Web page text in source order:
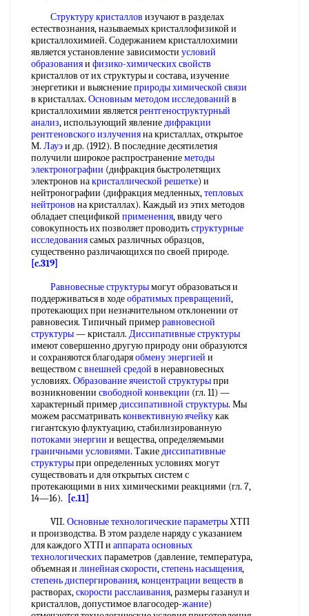
Структуру кристаллов изучают в разделах
естествознания, называемых кристаллофизикой и
кристаллохимией. Содержанием кристаллохимии
является установление зависимости условий
образованияи физико-химических свойств
кристаллов от их структуры и состава, изучение
энергетики и выяснениеприроды химической связи
в кристаллах. Основным методом исследований в
кристаллохимии являетсярентгеноструктурный
анализ, использующий явлениедифракции
рентгеновского излученияна кристаллах, открытое
М. Лауэи др. (1912). В последние десятилетия
получили широкое распространениеметоды
электронографии (дифракция быстролетящих
электронов накристаллической решетке) и
нейтронографии (дифракция медленных,тепловых
нейтронов на кристаллах). Каждый из этих методов
обладает спецификой применения, ввиду чего
совокупность их позволяет проводитьструктурные
исследованиясамых различных образцов,
существенно различающихся по своей природе.
[c.319]
Равновесные структурымогут образоваться и
поддерживаться в ходеобратимых превращений,
протекающих при незначительном отклонении от
равновесия. Типичный примерравновесной
структуры— кристалл. Диссипативные структуры
имеют совершенно другую природу они образуются
и сохраняются благодаряобмену энергией и
веществом свнешней средой в неравновесных
условиях. Образование ячеистой структурыпри
возникновении свободной конвекции (гл. 11) —
характерный примердиссипативной структуры. Мы
можем рассматриватьконвективную ячейкукак
гигантскую флуктуацию, стабилизированную
потоками энергии и вещества, определяемыми
граничными условиями. Такиедиссипативные
структурыпри определенных условиях могут
существовать и для открытых систем с
протекающими в них химическими реакциями (гл. 7,
14—16).
[c.11]
VII. Основные технологические параметрыХТП
и производства. В этом разделе наряду с указанием
для каждого ХТП и аппарата основных
технологическихпараметров (давление, температура,
объемная и линейная скорости,степень насыщения,
степень диспергирования,концентрации веществ в
растворах,скорости расслаивания, размеры газанул и
кристаллов, допустимое влагосодер-жание)